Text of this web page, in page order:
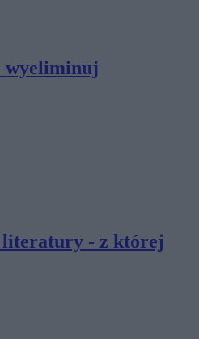
wyeliminuj
literatury - z której